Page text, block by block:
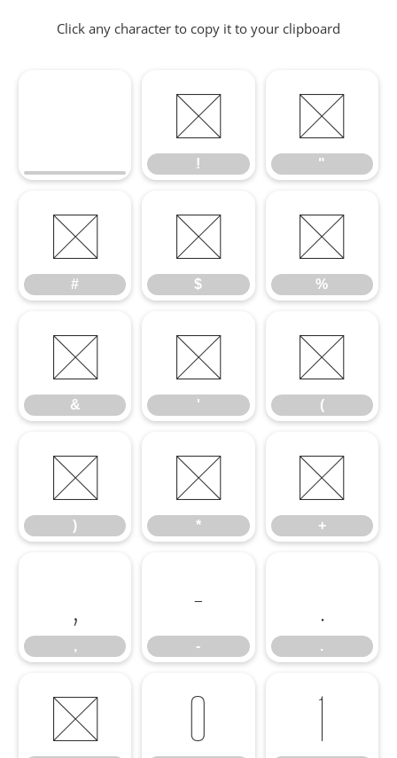
Click any character to copy it to your clipboard
!
!
"
"
#
#
$
$
%
%
&
&
'
'
(
(
)
)
*
*
+
+
,
-
- .
/ 0 1